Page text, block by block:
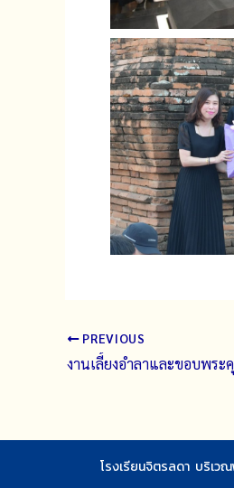
PREVIOUS
งานเลี้ยงอำลาและขอบพร
โรงเรียนจิตรลดา บริเว